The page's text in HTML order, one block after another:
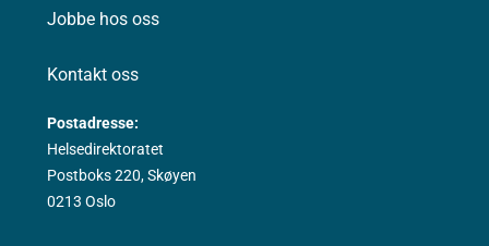
Jobbe hos oss
Kontakt oss
Postadresse:
Helsedirektoratet
Postboks 220, Skøyen
0213 Oslo